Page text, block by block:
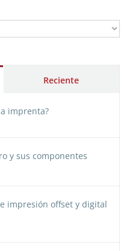
Reciente
imprenta?
y sus componentes
impresión offset y digital